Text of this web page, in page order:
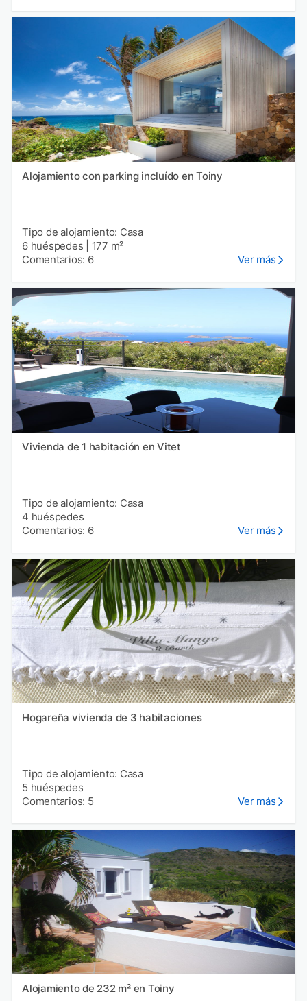
Alojamiento con parking incluído en Toiny
Tipo de alojamiento: Casa
6 huéspedes
177 m²
Comentarios: 6
Ver más
Vivienda de 1 habitación en Vitet
Tipo de alojamiento: Casa
4 huéspedes
Comentarios: 6
Ver más
Hogareña vivienda de 3 habitaciones
Tipo de alojamiento: Casa
5 huéspedes
Comentarios: 5
Ver más
Alojamiento de 232 m² en Toiny